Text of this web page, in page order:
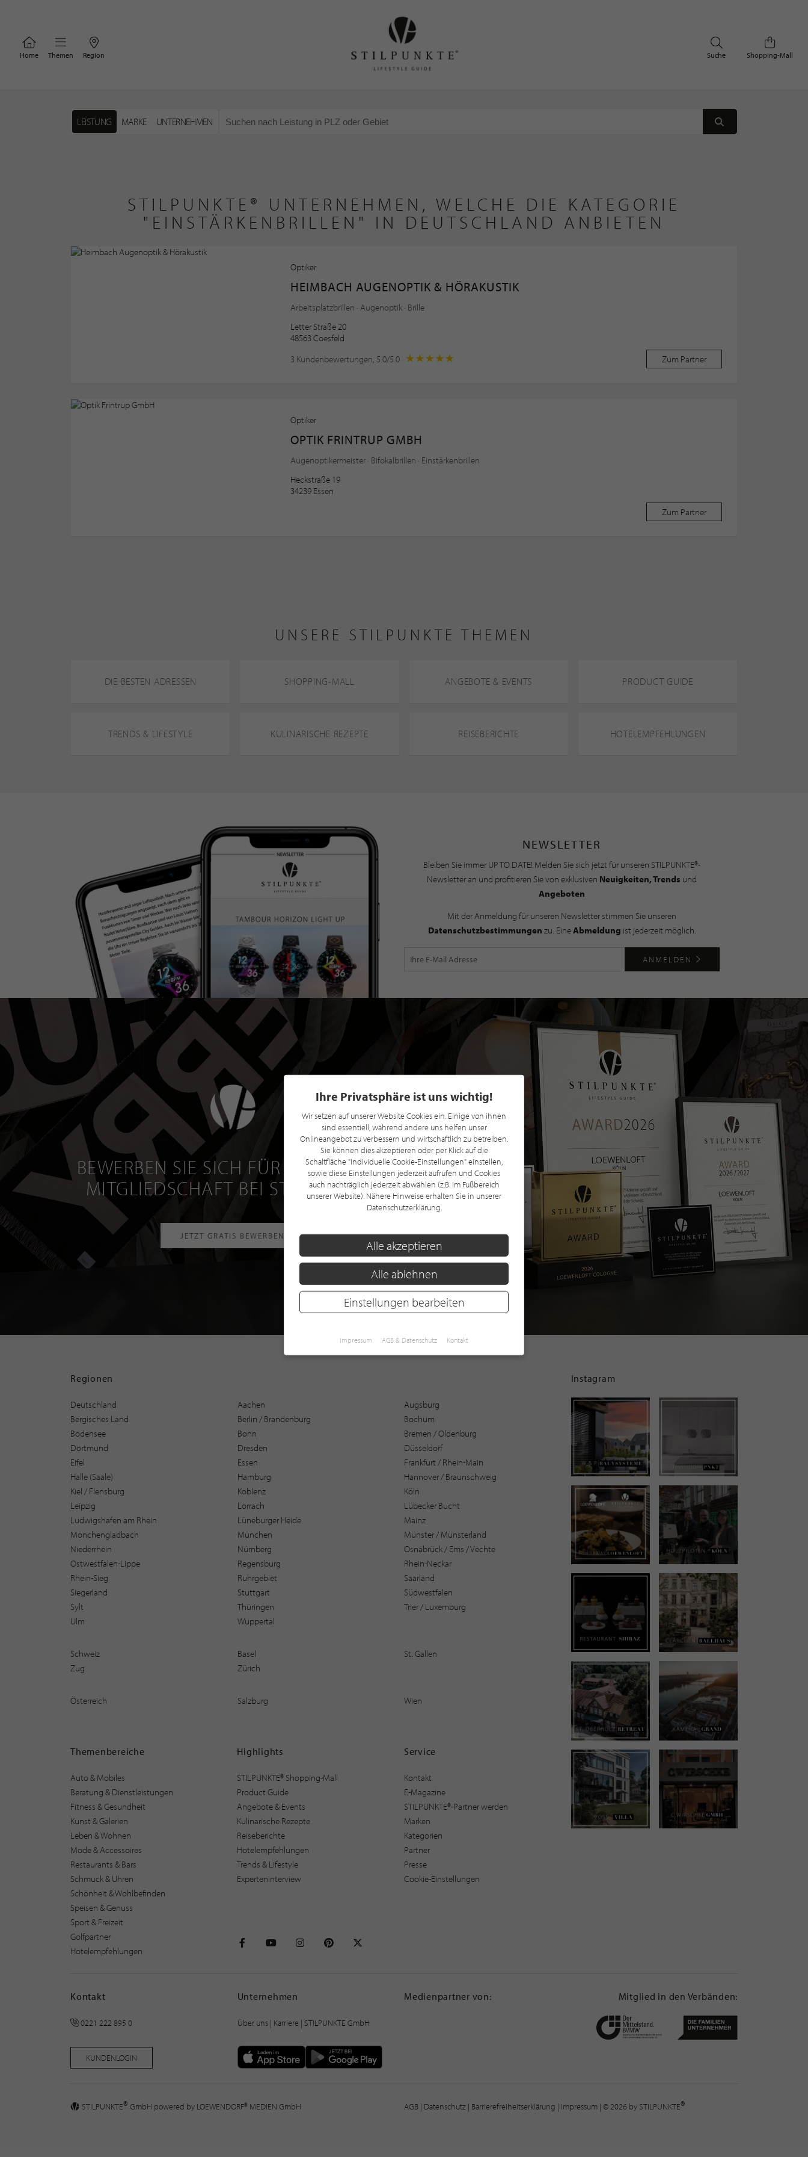
Home Themen Region Shopping-Mall
Suche
LEISTUNG MARKE UNTERNEHMEN
STILPUNKTE® UNTERNEHMEN, WELCHE DIE KATEGORIE
"EINSTÄRKENBRILLEN" IN DEUTSCHLAND ANBIETEN
Optiker
HEIMBACH AUGENOPTIK & HÖRAKUSTIK
Arbeitsplatzbrillen · Augenoptik · Brille
Letter Straße 20
48563 Coesfeld
3 Kundenbewertungen, 5.0/5.0
Zum Partner
Optiker
OPTIK FRINTRUP GMBH
Augenoptikermeister · Bifokalbrillen · Einstärkenbrillen
Heckstraße 19
34239 Essen
Zum Partner
UNSERE STILPUNKTE THEMEN
DIE BESTEN ADRESSEN SHOPPING-MALL ANGEBOTE & EVENTS PRODUCT GUIDE
TRENDS & LIFESTYLE KULINARISCHE REZEPTE REISEBERICHTE HOTELEMPFEHLUNGEN
NEWSLETTER
Bleiben Sie immer UP TO DATE! Melden Sie sich jetzt für unseren STILPUNKTE®-
Newsletter an und profitieren Sie von exklusiven Neuigkeiten, Trends und
Angeboten
Mit der Anmeldung für unseren Newsletter stimmen Sie unseren
Datenschutzbestimmungen zu. EineAbmeldung ist jederzeit möglich.
ANMELDEN
BEWERBEN SIE SICH FÜR EINE GRATIS
MITGLIEDSCHAFT BEI STILPUNKTE®
JETZT GRATIS BEWERBEN
Regionen
Deutschland Aachen
Augsburg
Bergisches Land
Berlin / Brandenburg
Bochum
Bodensee
Bonn
Bremen / Oldenburg
Dortmund
Dresden
Düsseldorf
Eifel
Essen
Frankfurt / Rhein-Main
Halle (Saale)
Hamburg
Hannover / Braunschweig
Kiel / Flensburg
Koblenz
Köln
Leipzig
Lörrach
Lübecker Bucht
Ludwigshafen am Rhein
Lüneburger Heide
Mainz
Mönchengladbach
München
Münster / Münsterland
Niederrhein
Nürnberg
Osnabrück / Ems / Vechte
Ostwestfalen-Lippe
Regensburg
Rhein-Neckar
Rhein-Sieg
Ruhrgebiet
Saarland
Siegerland
Stuttgart
Südwestfalen
Sylt
Thüringen
Trier / Luxemburg
Ulm
Wuppertal
Schweiz Basel
St. Gallen
Zug
Zürich
Österreich Salzburg Wien
Themenbereiche
Auto & Mobiles
Beratung & Dienstleistungen
Fitness & Gesundheit
Kunst & Galerien
Leben & Wohnen
Mode & Accessoires
Restaurants & Bars
Schmuck & Uhren
Schönheit & Wohlbefinden
Speisen & Genuss
Sport & Freizeit
Golfpartner
Hotelempfehlungen
Highlights
STILPUNKTE® Shopping-Mall
Product Guide
Angebote & Events
Kulinarische Rezepte
Reiseberichte
Hotelempfehlungen
Trends & Lifestyle
Experteninterview
Service
Kontakt
E-Magazine
STILPUNKTE®-Partner werden
Marken
Kategorien
Partner
Presse
Cookie-Einstellungen
Instagram
Kontakt
0221 222 895 0
KUNDENLOGIN
Unternehmen
Über uns| Karriere | STILPUNKTE GmbH
Medienpartner von: Mitglied in den Verbänden:
STILPUNKTE® GmbH powered by LOEWENDORF® MEDIEN GmbH AGB | Datenschutz | Barrierefreiheitserklärung | Impressum | © 2026 by STILPUNKTE®
Ihre Privatsphäre ist uns wichtig!
Wir setzen auf unserer Website Cookies ein. Einige von ihnen
sind essentiell, während andere uns helfen unser
Onlineangebot zu verbessern und wirtschaftlich zu betreiben.
Sie können dies akzeptieren oder per Klick auf die
Schaltfläche "Individuelle Cookie-Einstellungen" einstellen,
sowie diese Einstellungen jederzeit aufrufen und Cookies
auch nachträglich jederzeit abwählen (z.B. im Fußbereich
unserer Website). Nähere Hinweise erhalten Sie in unserer
Datenschutzerklärung.
Alle akzeptieren
Alle ablehnen
Einstellungen bearbeiten
Impressum AGB & Datenschutz Kontakt